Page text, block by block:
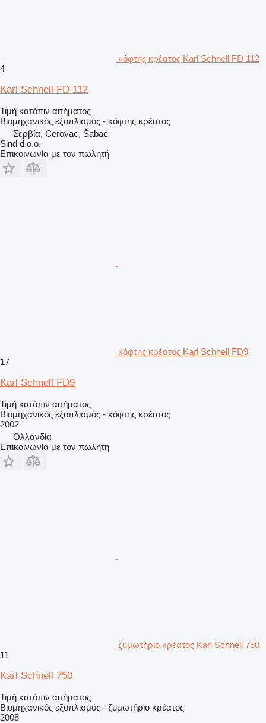
κόφτης κρέατος Karl Schnell FD 112
4
Karl Schnell FD 112
Τιμή κατόπιν αιτήματος
Βιομηχανικός εξοπλισμός - κόφτης κρέατος
Σερβία, Cerovac, Šabac
Sind d.o.o.
Επικοινωνία με τον πωλητή
κόφτης κρέατος Karl Schnell FD9
17
Karl Schnell FD9
Τιμή κατόπιν αιτήματος
Βιομηχανικός εξοπλισμός - κόφτης κρέατος
2002
Ολλανδία
Επικοινωνία με τον πωλητή
ζυμωτήριο κρέατος Karl Schnell 750
11
Karl Schnell 750
Τιμή κατόπιν αιτήματος
Βιομηχανικός εξοπλισμός - ζυμωτήριο κρέατος
2005